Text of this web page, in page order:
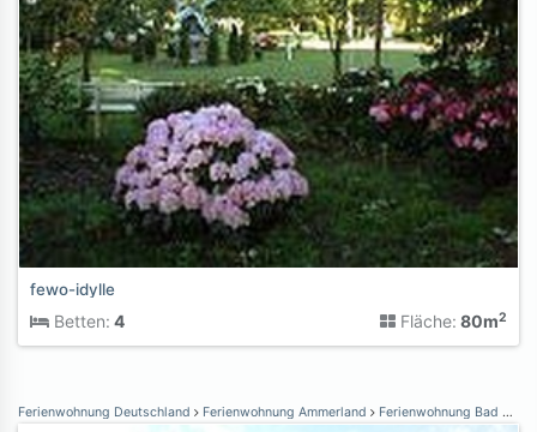
fewo-idylle
Betten: 4 Fläche: 80m2
Ferienwohnung Deutschland Ferienwohnung Ammerland Ferienwohnung Bad Zwischenahn